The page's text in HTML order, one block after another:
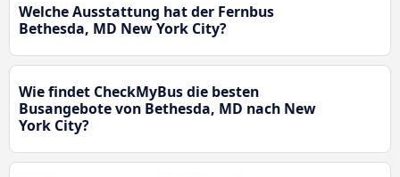
Welche Ausstattung hat der Fernbus
Bethesda, MD New York City?
Wie findet CheckMyBus die besten
Busangebote von Bethesda, MD nach New
York City?